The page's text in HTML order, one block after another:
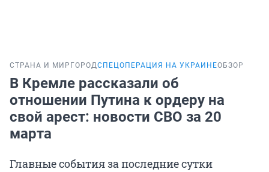
СТРАНА И МИР ГОРОДСПЕЦОПЕРАЦИЯ НА УКРАИНЕОБЗОР
В Кремле рассказали об
отношении Путина к ордеру на
свой арест: новости СВО за 20
марта
Главные события за последние сутки